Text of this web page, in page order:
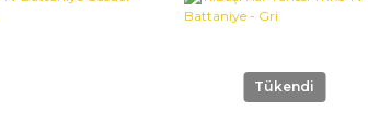
Tükendi